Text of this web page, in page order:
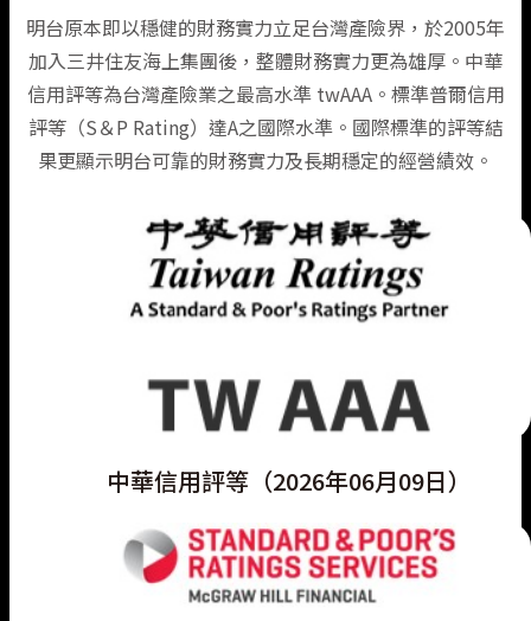
明台原本即以穩健的財務實力立足台灣產險界，於2005年
加入三井住友海上集團後，整體財務實力更為雄厚。中華
信用評等為台灣產險業之最高水準 twAAA。標準普爾信用
評等（S＆P Rating）達A之國際水準。國際標準的評等結
果更顯示明台可靠的財務實力及長期穩定的經營績效。
中華信用評等（2026年06月09日）